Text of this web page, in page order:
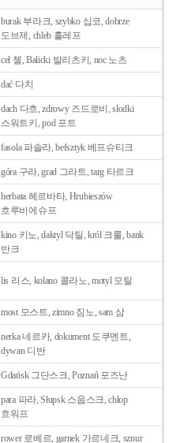
burak 부라크, szybko 십코, dobrze
도브제, chleb 흘레프
cel 첼, Balicki 발리츠키, noc 노츠
dać 다치
dach 다흐, zdrowy 즈드로비, słodki
스워트키, pod 포트
fasola 파솔라, befsztyk 베프슈티크
góra 구라, grad 그라트, targ 타르크
herbata 헤르바타, Hrubieszów
흐루비에슈프
kino 키노, daktyl 닥틸, król 크룰, bank
반크
lis 리스, kolano 콜라노, motyl 모틸
most 모스트, zimno 짐노, sam 삼
nerka 네르카, dokument 도쿠멘트,
dywan 디반
Gdańsk 그단스크, Poznań 포즈난
para 파라, Słupsk 스웁스크, chłop
흐워프
rower 로베르, garnek 가르네크, sznur